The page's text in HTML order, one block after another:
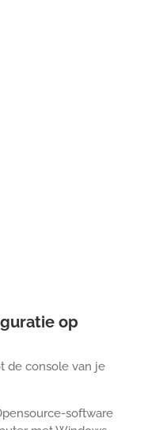
op
de console van je
software